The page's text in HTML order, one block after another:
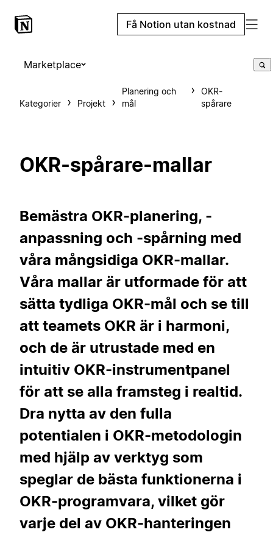
Få Notion utan kostnad
Marketplace
Kategorier Projekt
Planering och
mål
OKR-
spårare
OKR-spårare-mallar
Bemästra OKR-planering, -
anpassning och -spårning med
våra mångsidiga OKR-mallar.
Våra mallar är utformade för att
sätta tydliga OKR-mål och se till
att teamets OKR är i harmoni,
och de är utrustade med en
intuitiv OKR-instrumentpanel
för att se alla framsteg i realtid.
Dra nytta av den fulla
potentialen i OKR-metodologin
med hjälp av verktyg som
speglar de bästa funktionerna i
OKR-programvara, vilket gör
varje del av OKR-hanteringen